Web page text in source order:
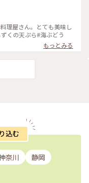
理屋さん。とても美味し
もずくの天ぷら#海ぶどう
もっとみる
込む
奈川
静岡